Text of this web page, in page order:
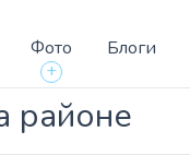
Фото
+
Блоги
районе